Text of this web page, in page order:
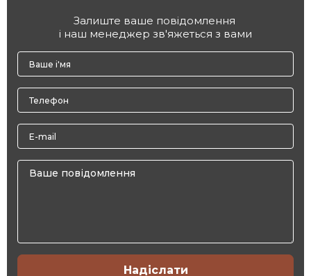
Залиште ваше повідомлення
і наш менеджер зв'яжеться з вами